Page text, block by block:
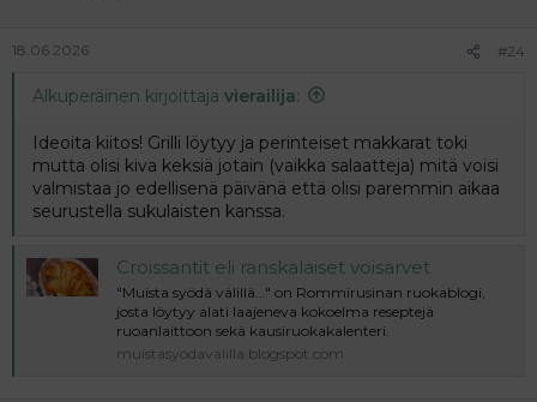
18.06.2026 #24
Alkuperäinen kirjoittaja vierailija:
Ideoita kiitos! Grilli löytyy ja perinteiset makkarat toki
mutta olisi kiva keksiä jotain (vaikka salaatteja) mitä voisi
valmistaa jo edellisenä päivänä että olisi paremmin aikaa
seurustella sukulaisten kanssa.
Croissantit eli ranskalaiset voisarvet
"Muista syödä välillä..." on Rommirusinan ruokablogi,
josta löytyy alati laajeneva kokoelma reseptejä
ruoanlaittoon sekä kausiruokakalenteri.
muistasyodavalilla.blogspot.com